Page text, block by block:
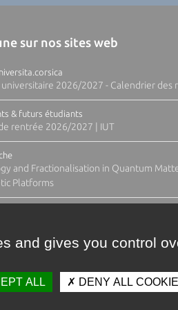
sur nos sites web
2026/2027 - Calendrier des
& futurs étudiants
rentrée 2026/2027 | IUT
and Fractionalisation in Quantum
Platforms
and gives you control
ALL DENY ALL